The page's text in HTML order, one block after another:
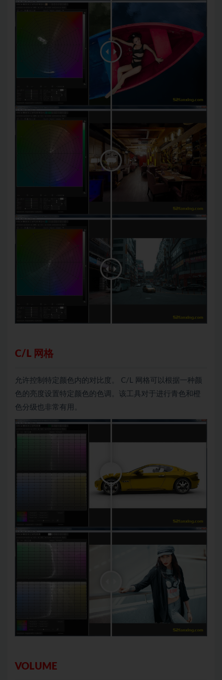
C/L 网格
允许控制特定颜色内的对比度。 C/L 网格可以根据一种颜
色的亮度设置特定颜色的色调。该工具对于进行青色和橙
色分级也非常有用。
VOLUME